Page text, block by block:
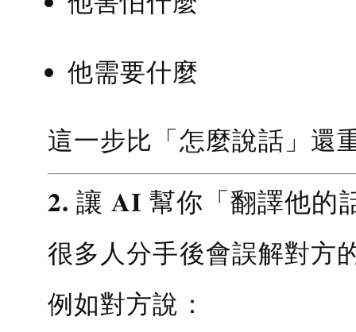
他需要什麼
這一步比「怎麼說話」還
2. 讓 AI 幫你「翻譯他的
很多人分手後會誤解對方
例如對方說：